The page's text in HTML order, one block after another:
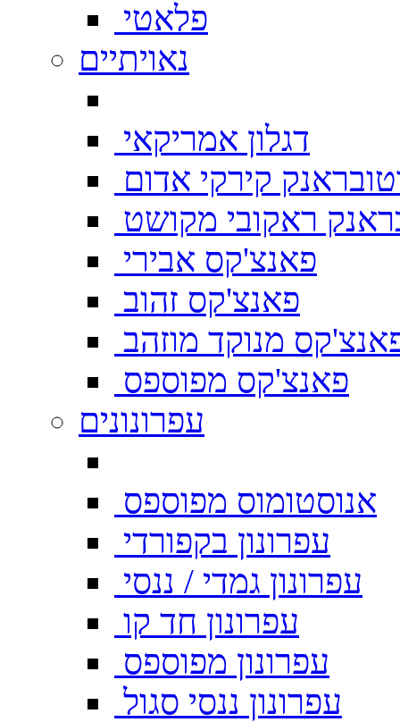
פלאטי
נאויתיים
דגלון אמריקאי
קירקי אדום
ראקובי מקושט
פאנצ'קס אבירי
פאנצ'קס זהוב
מנוקד מוזהב
פאנצ'קס מפוספס
עפרונונים
אנוסטומוס מפוספס
עפרונון בקפורדי
עפרונון גמדי / ננסי
עפרונון חד קו
עפרונון מפוספס
עפרונון ננסי סגול